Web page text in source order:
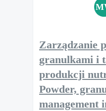
Zarządzanie
granulkami i
produkcji
Powder,
management